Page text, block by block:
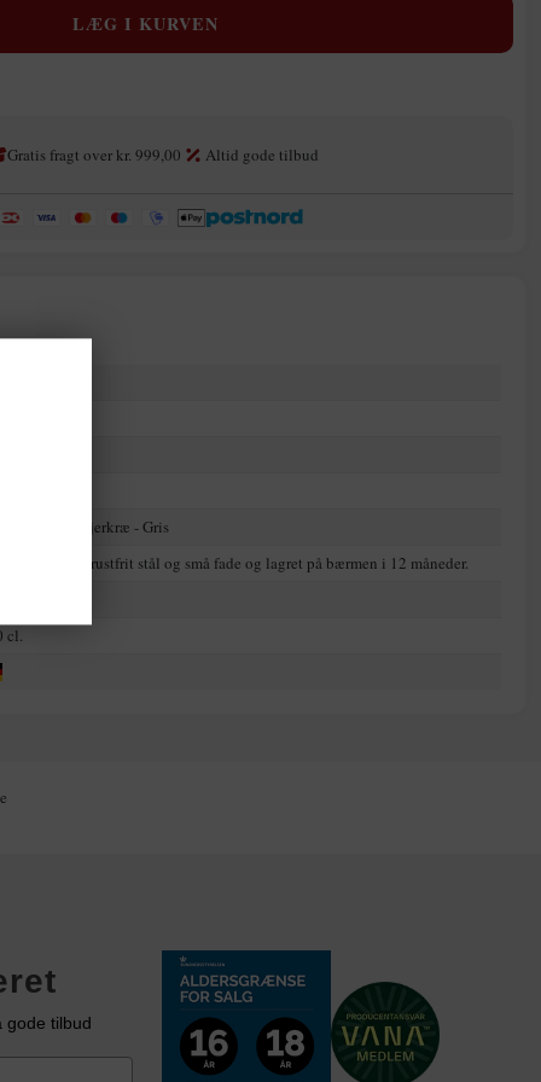
Gratis fragt over kr. 999,00 Altid gode tilbud
- Fisk - Fjerkræ - Gris
i rustfrit stål og små fade og lagret på bærmen i 12 måneder.
cl.
gode tilbud
KØB
IKKE BUTIK!
nu og spar med
gælder på vine, der
i kampagne.